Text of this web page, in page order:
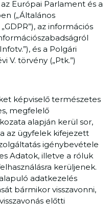
Európai Parlament és a
(„Általános
az információs
és a Polgári
V. törvény („Ptk.”)
képviselő természetes
megfelelő
alapján kerül sor,
az ügyfelek kifejezett
igénybevétele
Adatok, illetve a róluk
kerüljenek.
adatkezelés
bármikor visszavonni,
előtti